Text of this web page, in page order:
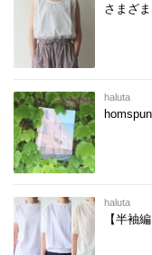
さまざ
haluta
haluta
【半袖